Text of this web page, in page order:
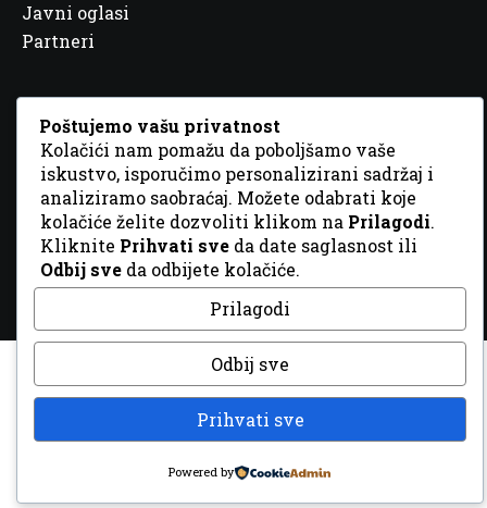
Javni oglasi
Partneri
© 2026 Sva prava zadržana. DizajnGordonDM
Poštujemo vašu privatnost
Kolačići nam pomažu da poboljšamo vaše
iskustvo, isporučimo personalizirani sadržaj i
analiziramo saobraćaj. Možete odabrati koje
kolačiće želite dozvoliti klikom na Prilagodi.
Kliknite Prihvati sve da date saglasnost ili
Odbij sve da odbijete kolačiće.
Prilagodi
Odbij sve
Prihvati sve
Powered by